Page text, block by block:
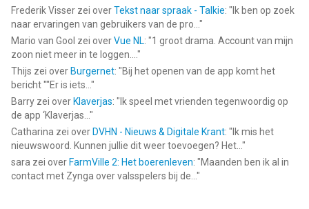
Frederik Visser zei overTekst naar spraak - Talkie: " Ik ben op zoek
naar ervaringen van gebruikers van de pro... "
Mario van Gool zei overVue NL: "1 groot drama. Account van mijn
zoon niet meer in te loggen.... "
Thijs zei over Burgernet: "Bij het openen van de app komt het
bericht ""Er is iets... "
Barry zei over Klaverjas: " Ik speel met vrienden tegenwoordig op
de app ‘Klaverjas... "
Catharina zei over DVHN - Nieuws & Digitale Krant: " Ik mis het
nieuwswoord. Kunnen jullie dit weer toevoegen? Het... "
sara zei over FarmVille 2: Het boerenleven: "Maanden ben ik al in
contact met Zynga over valsspelers bij de... "